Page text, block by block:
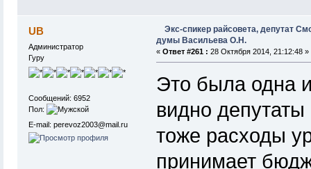
UB
Администратор
Гуру
Сообщений: 6952
Пол:
E-mail: perevoz2003@mail.ru
Экс-спикер райсовета, депутат
думы Васильева О.Н.
« Ответ #261 : 28 Октября 2014, 21:12:48 »
Это была одна
видно
тоже расходы
принимает